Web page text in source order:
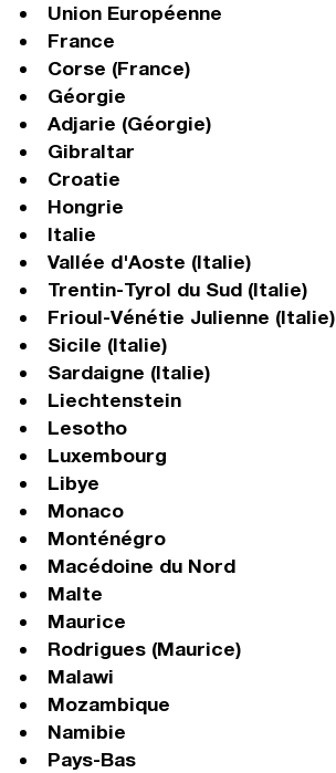
Union Européenne
France
Corse (France)
Géorgie
Adjarie (Géorgie)
Gibraltar
Croatie
Hongrie
Italie
Vallée d'Aoste (Italie)
Trentin-Tyrol du Sud (Italie)
Frioul-Vénétie Julienne (Italie)
Sicile (Italie)
Sardaigne (Italie)
Liechtenstein
Lesotho
Luxembourg
Libye
Monaco
Monténégro
Macédoine du Nord
Malte
Maurice
Rodrigues (Maurice)
Malawi
Mozambique
Namibie
Pays-Bas